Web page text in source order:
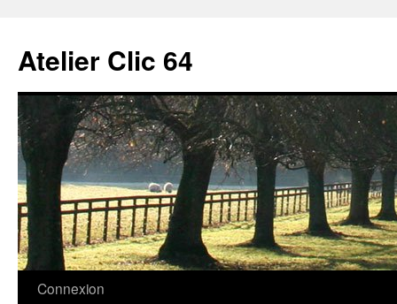
contenu
Atelier Clic 64
Connexion